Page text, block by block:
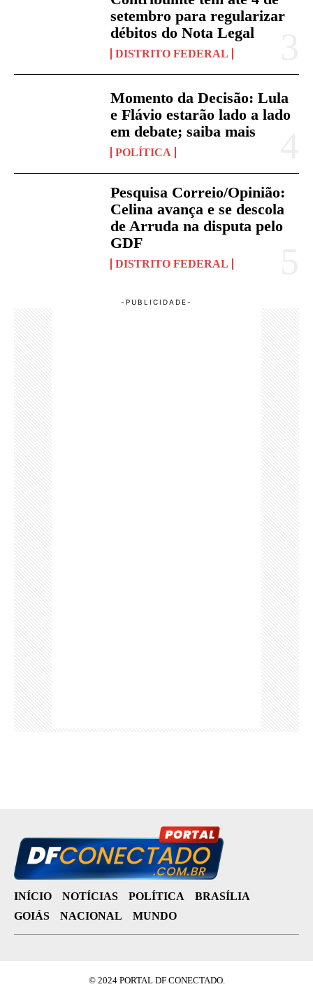
setembro para regularizar
débitos do Nota Legal
DISTRITO FEDERAL
Momento da Decisão: Lula
e Flávio estarão lado a lado
em debate; saiba mais
POLÍTICA
Pesquisa Correio/Opinião:
Celina avança e se descola
de Arruda na disputa pelo
GDF
DISTRITO FEDERAL
INÍCIO NOTÍCIAS POLÍTICA
BRASÍLIA
GOIÁS
NACIONAL MUNDO
© 2024 PORTAL DF CONECTADO.